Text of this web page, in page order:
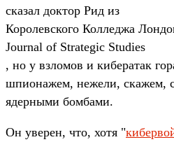
сказал доктор Рид из
Королевского Колледжа
Journal of Strategic Studies
, но у взломов и кибератак
шпионажем, нежели, скажем,
ядерными бомбами.
Он уверен, что, хотя "